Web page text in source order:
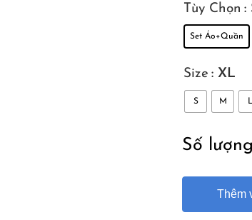
Tùy Chọn :
Set Áo+Quần
Size : XL
S M L
Số lượng
Thêm